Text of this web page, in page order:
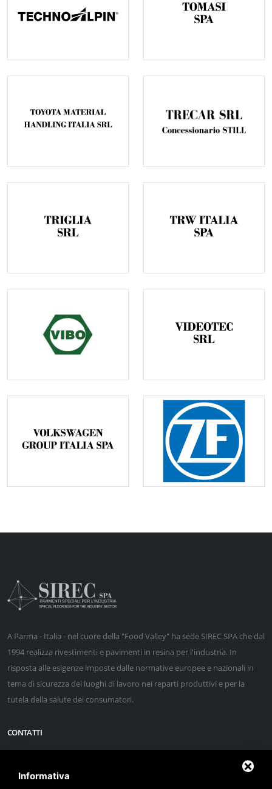
A Parma - Italia - nel cuore della "Food Valley" ha sede SIREC SPA che dal
1994 realizza rivestimenti e pavimenti in resina per l'industria. In
risposta alle esigenze imposte dalle normative europee e nazionali in
tema di sicurezza dei luoghi di lavoro nei reparti produttivi e per la
tutela della salute dei consumatori.
CONTATTI
Latitudine 44° 57' 40" N - Longitudine 10° 22' 53" E - Altezza 20 m
Informativa